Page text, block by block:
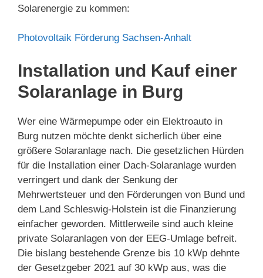
Solarenergie zu kommen:
Photovoltaik Förderung Sachsen-Anhalt
Installation und Kauf einer
Solaranlage in Burg
Wer eine Wärmepumpe oder ein Elektroauto in
Burg nutzen möchte denkt sicherlich über eine
größere Solaranlage nach. Die gesetzlichen Hürden
für die Installation einer Dach-Solaranlage wurden
verringert und dank der Senkung der
Mehrwertsteuer und den Förderungen von Bund und
dem Land Schleswig-Holstein ist die Finanzierung
einfacher geworden. Mittlerweile sind auch kleine
private Solaranlagen von der EEG-Umlage befreit.
Die bislang bestehende Grenze bis 10 kWp dehnte
der Gesetzgeber 2021 auf 30 kWp aus, was die